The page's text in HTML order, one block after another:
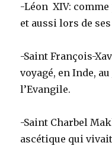
-Léon XIV: comme
et aussi lors de
-Saint François-
voyagé, en Inde,
l’Evangile.
-Saint Charbel
ascétique qui